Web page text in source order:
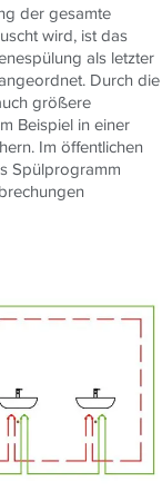
der gesamte
wird, ist das
als letzter
Durch die
größere
Beispiel in einer
Im öffentlichen
Spülprogramm